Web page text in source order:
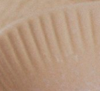
Produto: